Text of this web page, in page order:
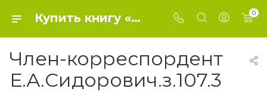
Купить книгу «Член-корреспордент Е.А.Сидорович.з.107.3» 2018, - Белорусская литература 0
Член-корреспордент
Е.А.Сидорович.з.107.3